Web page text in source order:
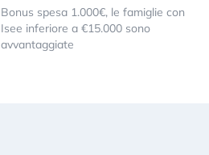
Bonus spesa 1.000€, le famiglie con
Isee inferiore a €15.000 sono
avvantaggiate